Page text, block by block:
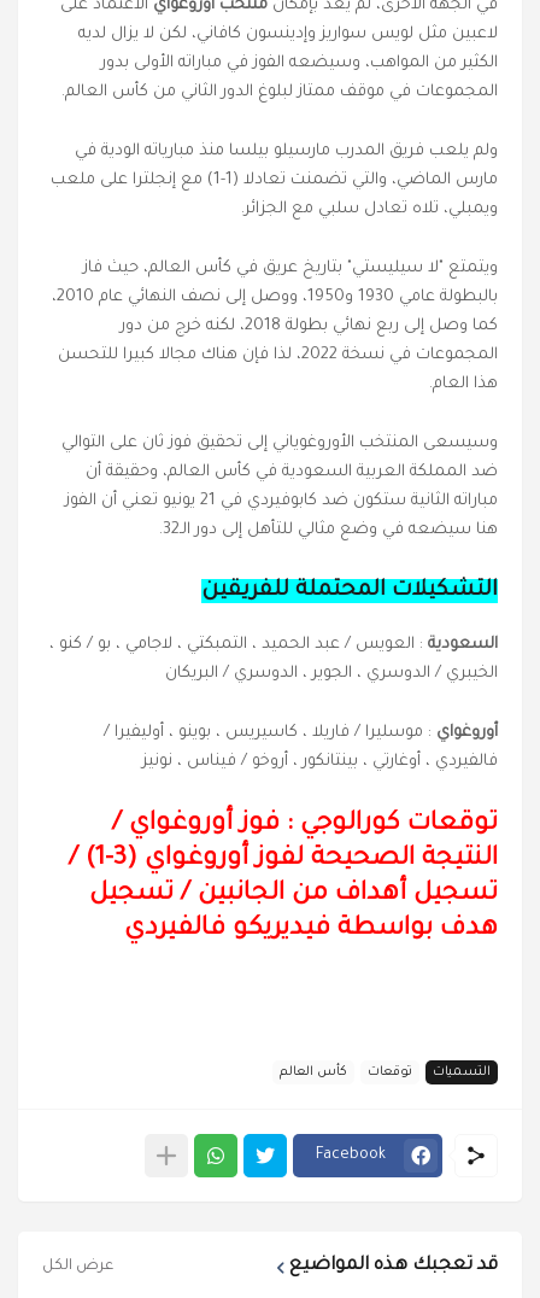
في الجهة الأخرى، لم يعد بإمكان منتخب أوروغواي الاعتماد على
لاعبين مثل لويس سواريز وإدينسون كافاني، لكن لا يزال لديه
الكثير من المواهب، وسيضعه الفوز في مباراته الأولى بدور
المجموعات في موقف ممتاز لبلوغ الدور الثاني من كأس العالم.
ولم يلعب فريق المدرب مارسيلو بيلسا منذ مبارياته الودية في
مارس الماضي، والتي تضمنت تعادلا (1-1) مع إنجلترا على ملعب
ويمبلي، تلاه تعادل سلبي مع الجزائر.
ويتمتع "لا سيليستي" بتاريخ عريق في كأس العالم، حيث فاز
بالبطولة عامي 1930 و1950، ووصل إلى نصف النهائي عام 2010،
كما وصل إلى ربع نهائي بطولة 2018، لكنه خرج من دور
المجموعات في نسخة 2022، لذا فإن هناك مجالا كبيرا للتحسن
هذا العام.
وسيسعى المنتخب الأوروغوياني إلى تحقيق فوز ثان على التوالي
ضد المملكة العربية السعودية في كأس العالم، وحقيقة أن
مباراته الثانية ستكون ضد كابوفيردي في 21 يونيو تعني أن الفوز
هنا سيضعه في وضع مثالي للتأهل إلى دور الـ32.
التشكيلات المحتملة للفريقين
السعودية : العويس / عبد الحميد ، التمبكتي ، لاجامي ، بو / كنو ،
الخيبري / الدوسري ، الجوير ، الدوسري / البريكان
أوروغواي : موسليرا / فاريلا ، كاسيريس ، بوينو ، أوليفيرا /
فالفيردي ، أوغارتي ، بينتانكور ، أروخو / فيناس ، نونيز
توقعات كورالوجي : فوز أوروغواي /
النتيجة الصحيحة لفوز أوروغواي (3-1) /
تسجيل أهداف من الجانبين / تسجيل
هدف بواسطة فيديريكو فالفيردي
التسميات توقعات كأس العالم
Facebook
قد تعجبك هذه المواضيع عرض الكل